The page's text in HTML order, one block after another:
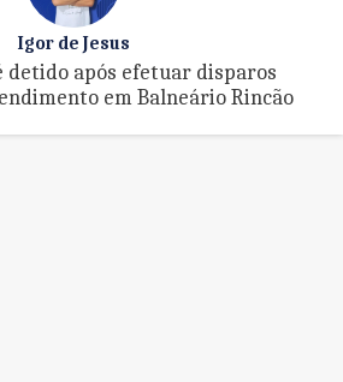
Igor de Jesus
detido após efetuar disparos
em Balneário Rincão